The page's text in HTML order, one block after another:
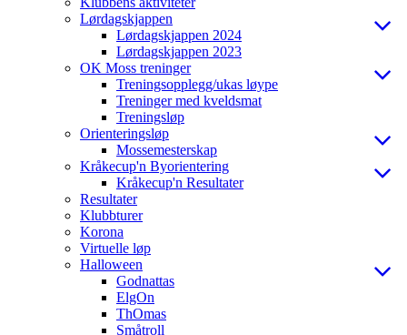
Lørdagskjappen
Lørdagskjappen 2024
Lørdagskjappen 2023
OK Moss treninger
Treningsopplegg/ukas løype
Treninger med kveldsmat
Treningsløp
Orienteringsløp
Mossemesterskap
Kråkecup'n Byorientering
Kråkecup'n Resultater
Resultater
Klubbturer
Korona
Virtuelle løp
Halloween
Godnattas
ElgOn
ThOmas
Småtroll